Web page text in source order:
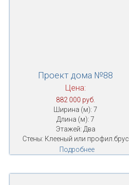
Проект дома №88
Цена:
882 000 руб.
Ширина (м): 7
Длина (м): 7
Этажей: Два
Стены: Клееный или профил.брус
Подробнее